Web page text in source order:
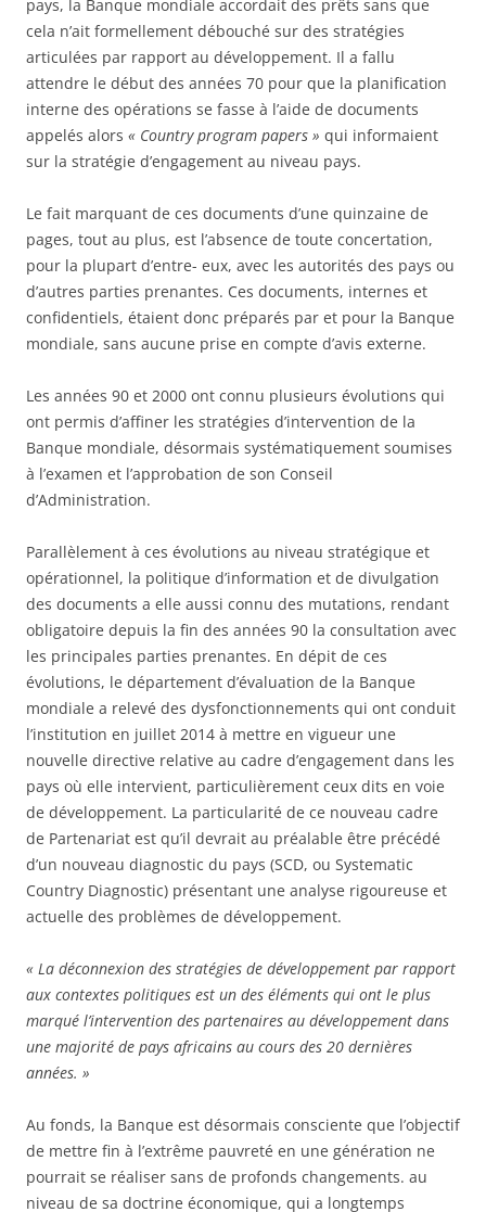
pays, la Banque mondiale accordait des prêts sans que
cela n’ait formellement débouché sur des stratégies
articulées par rapport au développement. Il a fallu
attendre le début des années 70 pour que la planification
interne des opérations se fasse à l’aide de documents
appelés alors « Country program papers » qui informaient
sur la stratégie d’engagement au niveau pays.
Le fait marquant de ces documents d’une quinzaine de
pages, tout au plus, est l’absence de toute concertation,
pour la plupart d’entre- eux, avec les autorités des pays ou
d’autres parties prenantes. Ces documents, internes et
confidentiels, étaient donc préparés par et pour la Banque
mondiale, sans aucune prise en compte d’avis externe.
Les années 90 et 2000 ont connu plusieurs évolutions qui
ont permis d’affiner les stratégies d’intervention de la
Banque mondiale, désormais systématiquement soumises
à l’examen et l’approbation de son Conseil
d’Administration.
Parallèlement à ces évolutions au niveau stratégique et
opérationnel, la politique d’information et de divulgation
des documents a elle aussi connu des mutations, rendant
obligatoire depuis la fin des années 90 la consultation avec
les principales parties prenantes. En dépit de ces
évolutions, le département d’évaluation de la Banque
mondiale a relevé des dysfonctionnements qui ont conduit
l’institution en juillet 2014 à mettre en vigueur une
nouvelle directive relative au cadre d’engagement dans les
pays où elle intervient, particulièrement ceux dits en voie
de développement. La particularité de ce nouveau cadre
de Partenariat est qu’il devrait au préalable être précédé
d’un nouveau diagnostic du pays (SCD, ou Systematic
Country Diagnostic) présentant une analyse rigoureuse et
actuelle des problèmes de développement.
« La déconnexion des stratégies de développement par rapport
aux contextes politiques est un des éléments qui ont le plus
marqué l’intervention des partenaires au développement dans
une majorité de pays africains au cours des 20 dernières
années. »
Au fonds, la Banque est désormais consciente que l’objectif
de mettre fin à l’extrême pauvreté en une génération ne
pourrait se réaliser sans de profonds changements. au
niveau de sa doctrine économique, qui a longtemps